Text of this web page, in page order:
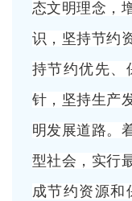
态文明理念，
识，坚持节约
持节约优先、
针，坚持生产
明发展道路。
型社会，实行
成节约资源和